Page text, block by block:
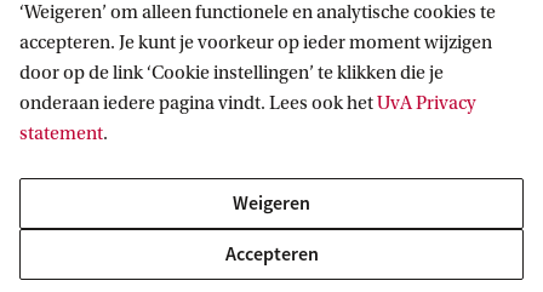
Informatie voor
Bachelorstudiekiezers
Masterstudiekiezers
Journalisten
Direct naar
Vacatures
Contact
UvA op social media
‘Weigeren’ om alleen functionele en analytische cookies te
accepteren. Je kunt je voorkeur op ieder moment wijzigen
door op de link ‘Cookie instellingen’ te klikken die je
onderaan iedere pagina vindt. Lees ook hetUvA Privacy
statement.
Weigeren
Accepteren